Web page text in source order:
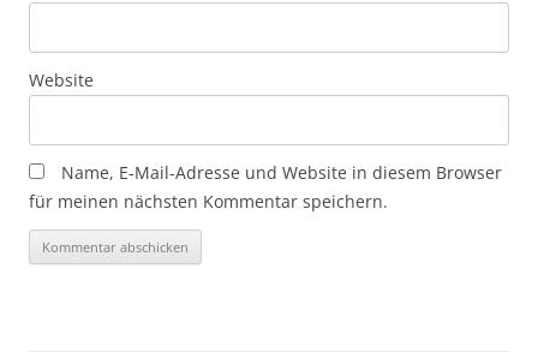
Website
Name, E-Mail-Adresse und Website in diesem Browser
für meinen nächsten Kommentar speichern.